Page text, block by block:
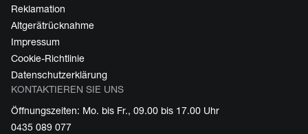
Reklamation
Altgerätrücknahme
Impressum
Cookie-Richtlinie
Datenschutzerklärung
KONTAKTIEREN SIE UNS
Öffnungszeiten: Mo. bis Fr., 09.00 bis 17.00 Uhr
0435 089 077